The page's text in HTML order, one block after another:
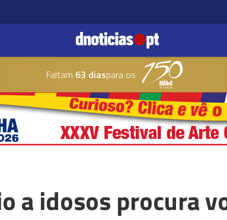
Faltam 63 diaspara os
a idosos procura